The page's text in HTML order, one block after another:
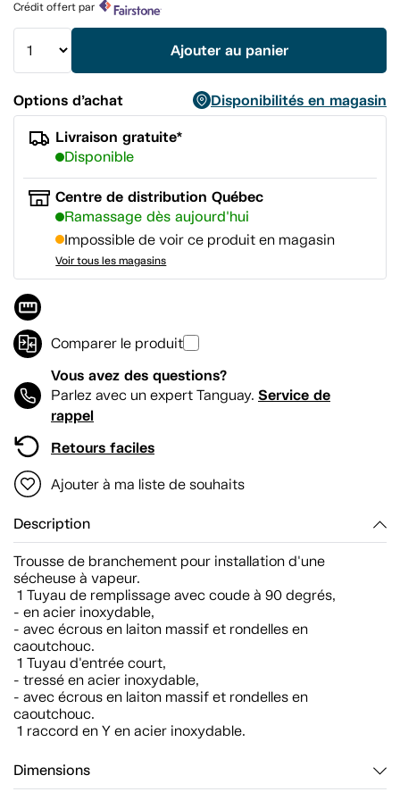
vers
la
Crédit offert par
Ajouter au panier
Options d’achat
Disponibilités en magasin
Livraison gratuite*
Disponible
Centre de distribution Québec
Ramassage dès aujourd'hui
Impossible de voir ce produit en magasin
Voir tous les magasins
Comparer le produit
Vous avez des questions?
Parlez avec un expert Tanguay. Service de
rappel
Retours faciles
Ajouter à ma liste de souhaits
Description
Trousse de branchement pour installation d'une
sécheuse à vapeur.
1 Tuyau de remplissage avec coude à 90 degrés,
- en acier inoxydable,
- avec écrous en laiton massif et rondelles en
caoutchouc.
1 Tuyau d'entrée court,
- tressé en acier inoxydable,
- avec écrous en laiton massif et rondelles en
caoutchouc.
1 raccord en Y en acier inoxydable.
Dimensions